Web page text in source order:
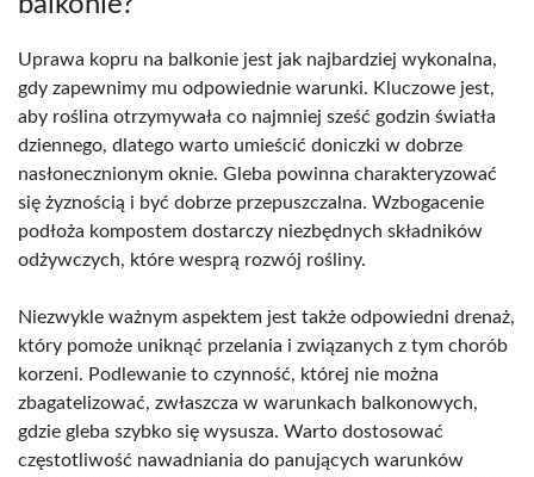
Uprawa kopru na balkonie jest jak najbardziej wykonalna,
gdy zapewnimy mu odpowiednie warunki. Kluczowe jest,
aby roślina otrzymywała co najmniej sześć godzin światła
dziennego, dlatego warto umieścić doniczki w dobrze
nasłonecznionym oknie. Gleba powinna charakteryzować
się żyznością i być dobrze przepuszczalna. Wzbogacenie
podłoża kompostem dostarczy niezbędnych składników
odżywczych, które wesprą rozwój rośliny.
Niezwykle ważnym aspektem jest także odpowiedni drenaż,
który pomoże uniknąć przelania i związanych z tym chorób
korzeni. Podlewanie to czynność, której nie można
zbagatelizować, zwłaszcza w warunkach balkonowych,
gdzie gleba szybko się wysusza. Warto dostosować
częstotliwość nawadniania do panujących warunków